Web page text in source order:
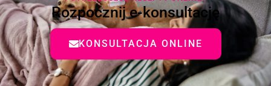
Rozpocznij e-konsultację
KONSULTACJA ONLINE